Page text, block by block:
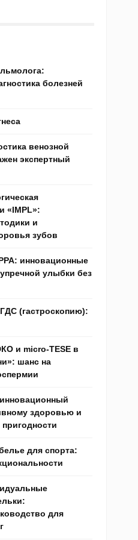
болезней
венозной
экспертный
«IMPL»:
и
зубов
инновационные
улыбки без
(гастроскопию):
и micro-TESE в
шанс на
здоровью и
для спорта:
для